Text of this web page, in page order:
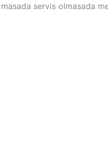
servis olmasada